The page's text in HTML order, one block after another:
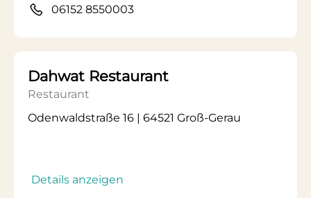
06152 8550003
Dahwat Restaurant
Restaurant
Odenwaldstraße 16 | 64521 Groß-Gerau
Details anzeigen